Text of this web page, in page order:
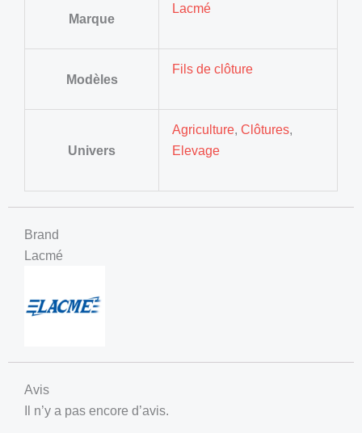
Marque
Lacmé
Modèles
Fils de clôture
Univers
Agriculture,Clôtures,
Elevage
Brand
Lacmé
Avis
Il n’y a pas encore d’avis.